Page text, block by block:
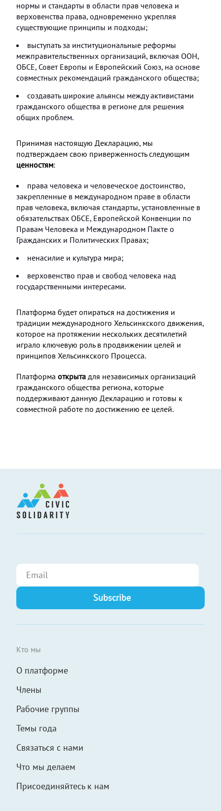
нормы и стандарты в области прав человека и
верховенства права, одновременно укрепляя
существующие принципы и подходы;
выступать за институциональные реформы
межправительственных организаций, включая ООН,
ОБСЕ, Совет Европы и Европейский Союз, на основе
совместных рекомендаций гражданского общества;
создавать широкие альянсы между активистами
гражданского общества в регионе для решения
общих проблем.
Принимая настоящую Декларацию, мы
подтверждаем свою приверженность следующим
ценностям:
права человека и человеческое достоинство,
закрепленные в международном праве в области
прав человека, включая стандарты, установленные в
обязательствах ОБСЕ, Европейской Конвенции по
Правам Человека и Международном Пакте о
Гражданских и Политических Правах;
ненасилие и культура мира;
верховенство прав и свобод человека над
государственными интересами.
Платформа будет опираться на достижения и
традиции международного Хельсинкского движения,
которое на протяжении нескольких десятилетий
играло ключевую роль в продвижении целей и
принципов Хельсинкского Процесса.
Платформа открыта для независимых организаций
гражданского общества региона, которые
поддерживают данную Декларацию и готовы к
совместной работе по достижению ее целей.
Кто мы
О платформе
Члены
Рабочие группы
Темы года
Связаться с нами
Что мы делаем
Присоединяйтесь к нам